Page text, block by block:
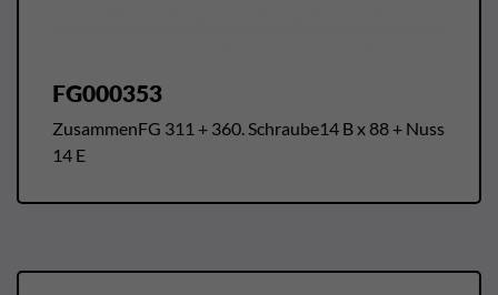
FG000353
ZusammenFG 311 + 360. Schraube14 B x 88 + Nuss
14 E